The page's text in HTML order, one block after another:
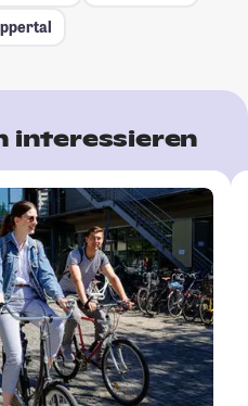
interessieren